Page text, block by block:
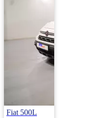
Fiat 500L